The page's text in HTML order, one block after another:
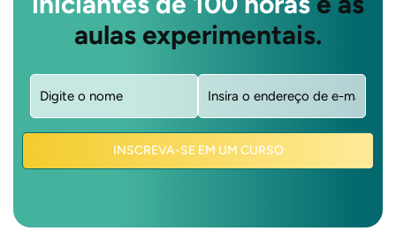
aulas experimentais.
mail
INSCREVA-SE EM UM CURSO